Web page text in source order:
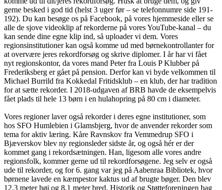
gerne besked i god tid (helst 3 uger før – se telefonnumre side 191-
192). Du kan besøge os på Facebook, på vores hjemmeside eller se
alle de sjove videoklip af rekorderne på vores YouTube-kanal – du
kan sende dine egne klip ind, så uploader vi dem. Vores
regionsinstitutioner kan også komme ud med børnekontrollanter for
at overvære jeres rekordforsøg og skrive diplomer. I år har vi fået
nyt regionskontor, da vores mand Peter fra Louis P Klubber på
Frederiksberg er gået på pension. Derfor kan vi byde velkommen til
Michael Burrild fra Kokkedal Fritidsklub – en klub, der har tradition
for at sætte rekorder. I 2018-udgaven af BRB havde de eksempelvis
fået plads til hele 13 børn i en hulahopring på 80 cm i diameter.
Vores regioner laver også rekorder i deres egne institutioner, som
hos SFO Humlebien i Glamsbjerg, hvor de anvender rekorder som
tema for aktiv læring. Kåre Ravnskov fra Vemmedrup SFO i
Bjæverskov blev ny regionsleder sidste år, og også hér er der
kommet gang i rekordsætningen. Han, ligesom alle vores andre
regionsfolk, kommer gerne ud til rekordforsøgene. Jeg selv er også
ude til rekorder, og for 6. gang var jeg på Aabenraa Bibliotek, hvor
børnene lavede en kæmpestor kaktus ud af brugte bøger. Den blev
12,3 meter høj og 8,1 meter bred. Historik og Støtteforeningen bag